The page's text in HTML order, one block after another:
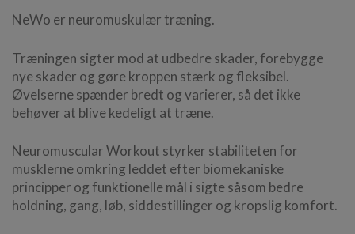
NeWo er neuromuskulær træning.
Træningen sigter mod at udbedre skader, forebygge
nye skader og gøre kroppen stærk og fleksibel.
Øvelserne spænder bredt og varierer, så det ikke
behøver at blive kedeligt at træne.
Neuromuscular Workout styrker stabiliteten for
musklerne omkring leddet efter biomekaniske
principper og funktionelle mål i sigte såsom bedre
holdning, gang, løb, siddestillinger og kropslig komfort.